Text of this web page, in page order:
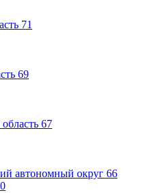
71
69
67
автономный округ 66